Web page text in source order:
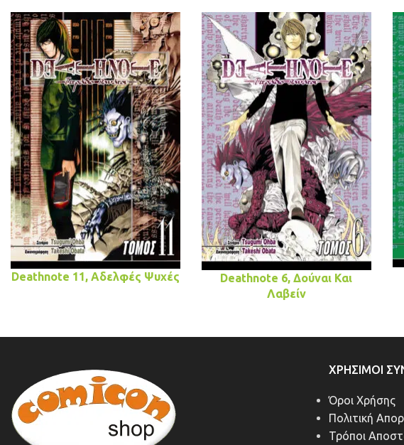
Deathnote 11, Αδελφές Ψυχές
Deathnote 6, Δούναι Και
Λαβείν
ΧΡΉΣΙΜΟΙ
Όροι Χρήσης
Πολιτική
Τρόποι